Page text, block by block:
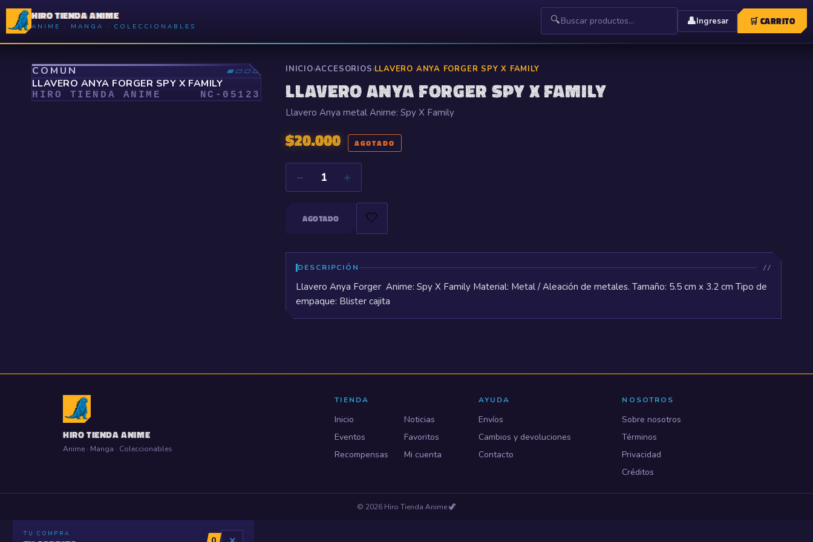
HIRO TIENDA ANIME
ANIME · MANGA · COLECCIONABLES 🔍 👤Ingresar 🛒CARRITO
COMÚN ▰▱▱▱
⤢
LLAVERO ANYA FORGER SPY X FAMILY
HIRO TIENDA ANIME NC- 05123
INICIO›ACCESORIOS›LLAVERO ANYA FORGER SPY X FAMILY
LLAVERO ANYA FORGER SPY X FAMILY
Llavero Anya metal Anime: Spy X Family
$20.000 AGOTADO
− 1 +
AGOTADO 🤍
DESCRIPCIÓN
Llavero Anya Forger Anime: Spy X Family Material: Metal / Aleación de metales. Tamaño: 5.5 cm x 3.2 cm Tipo de
empaque: Blister cajita
HIRO TIENDA ANIME
Anime · Manga · Coleccionables
TIENDA
Inicio
Noticias
Eventos
Favoritos
Recompensas
Mi cuenta
AYUDA
Envíos
Cambios y devoluciones
Contacto
NOSOTROS
Sobre nosotros
Términos
Privacidad
Créditos
© 2026 Hiro Tienda Anime🦖
TU COMPRA